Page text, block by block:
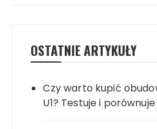
OSTATNIE ARTYKUŁY
Czy warto kupić
U1? Testuje i porównuje